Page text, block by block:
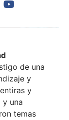
de una
y
y
y una
temas